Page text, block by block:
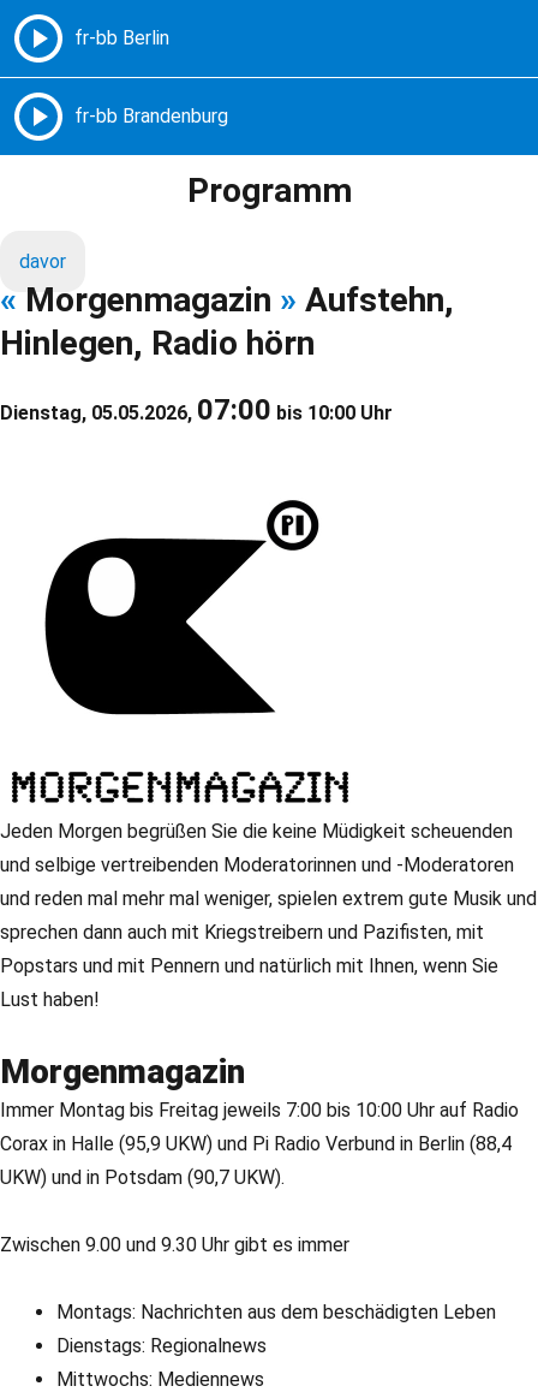
Freie Radios – Berlin Brandenburg
Programm
davor
« Morgenmagazin » Aufstehn,
Hinlegen, Radio hörn
Dienstag, 05.05.2026, 07:00 bis 10:00 Uhr
Jeden Morgen begrüßen Sie die keine Müdigkeit scheuenden
und selbige vertreibenden Moderatorinnen und -Moderatoren
und reden mal mehr mal weniger, spielen extrem gute Musik und
sprechen dann auch mit Kriegstreibern und Pazifisten, mit
Popstars und mit Pennern und natürlich mit Ihnen, wenn Sie
Lust haben!
Morgenmagazin
Immer Montag bis Freitag jeweils 7:00 bis 10:00 Uhr auf Radio
Corax in Halle (95,9 UKW) und Pi Radio Verbund in Berlin (88,4
UKW) und in Potsdam (90,7 UKW).
Zwischen 9.00 und 9.30 Uhr gibt es immer
Montags: Nachrichten aus dem beschädigten Leben
Dienstags: Regionalnews
Mittwochs: Mediennews